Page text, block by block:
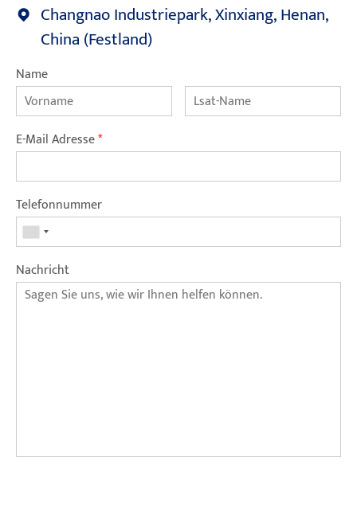
Changnao Industriepark, Xinxiang, Henan,
China (Festland)
Name
E-Mail Adresse*
Telefonnummer
Nachricht